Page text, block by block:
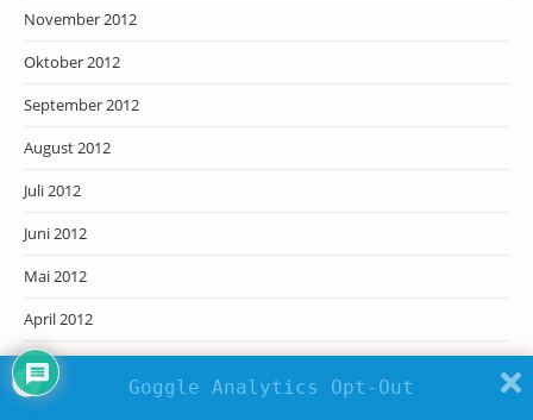
November 2012
Oktober 2012
September 2012
August 2012
Juli 2012
Juni 2012
Mai 2012
April 2012
März 2012
Februar 2012
Goggle Analytics Opt-Out